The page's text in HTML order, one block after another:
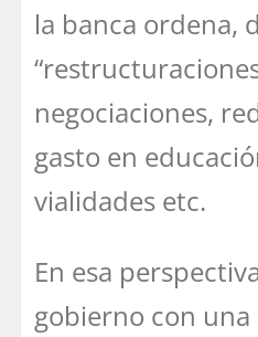
la banca ordena,
negociaciones,
gasto en
vialidades etc.
En esa
gobierno con una